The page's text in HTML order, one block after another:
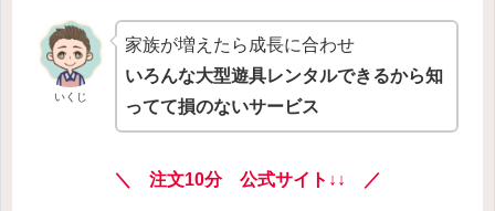
いくじ
家族が増えたら成長に合わせ
いろんな大型遊具レンタルできるから知
ってて損のないサービス
＼ 注文10分 公式サイト↓↓ ／